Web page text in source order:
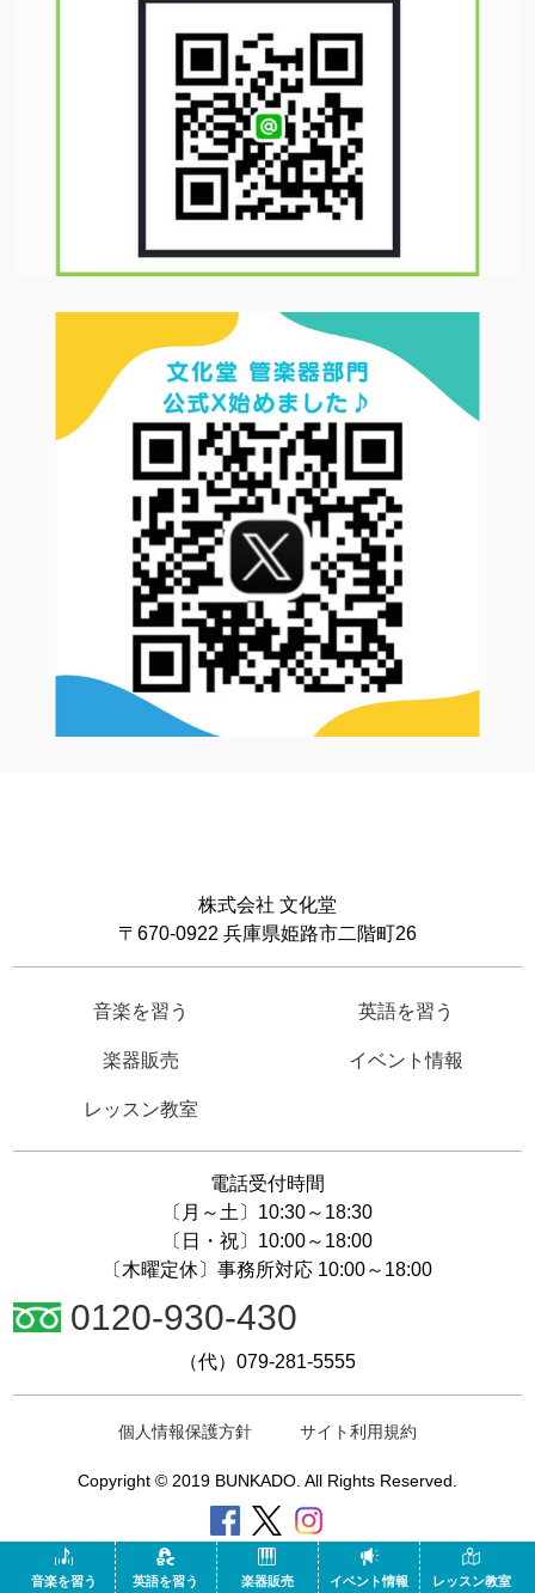
音楽を習う 英語を習う 楽器販売 イベント情報 レッスン教室
株式会社 文化堂
〒670-0922 兵庫県姫路市二階町26
音楽を習う 英語を習う
楽器販売 イベント情報
レッスン教室
電話受付時間
〔月～土〕10:30～18:30
〔日・祝〕10:00～18:00
〔木曜定休〕事務所対応 10:00～18:00
0120-930-430
（代）079-281-5555
個人情報保護方針 サイト利用規約
Copyright © 2019 BUNKADO. All Rights Reserved.